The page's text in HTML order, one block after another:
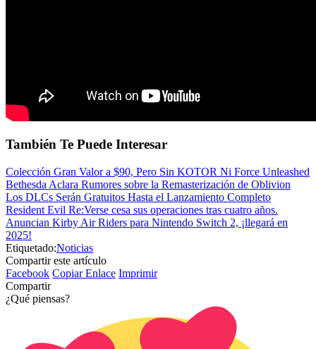
También Te Puede Interesar
Colección Gran Valor a $90, Pero Sin KOTOR Ni Force Unleashed
Bethesda Aclara Rumores sobre la Remasterización de Oblivion
Los DLCs Serán Gratuitos Hasta el Lanzamiento Completo
Resident Evil Re:Verse cesa sus operaciones tras cuatro años.
Anuncian Kirby Air Riders para Nintendo Switch 2, ¡llegará en
2025!
Etiquetado:Noticias
Compartir este artículo
Facebook Copiar Enlace Imprimir
Compartir
¿Qué piensas?